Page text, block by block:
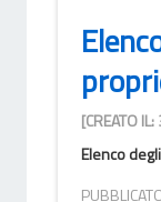
[CREATO
Elenco